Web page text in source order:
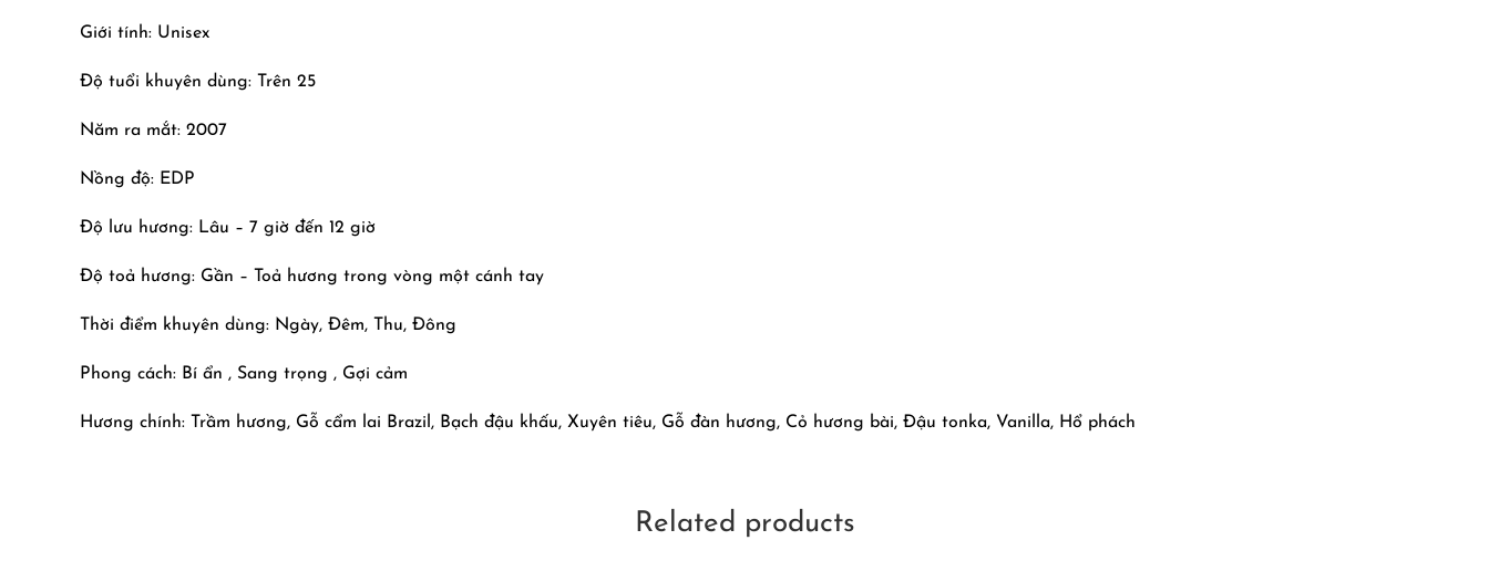
Giới tính: Unisex
Độ tuổi khuyên dùng: Trên 25
Năm ra mắt: 2007
Nồng độ: EDP
Độ lưu hương: Lâu – 7 giờ đến 12 giờ
Độ toả hương: Gần – Toả hương trong vòng một cánh tay
Thời điểm khuyên dùng: Ngày, Đêm, Thu, Đông
Phong cách: Bí ẩn , Sang trọng , Gợi cảm
Hương chính: Trầm hương, Gỗ cẩm lai Brazil, Bạch đậu khấu, Xuyên tiêu, Gỗ đàn hương, Cỏ hương bài, Đậu tonka, Vanilla, Hổ phách
Related products